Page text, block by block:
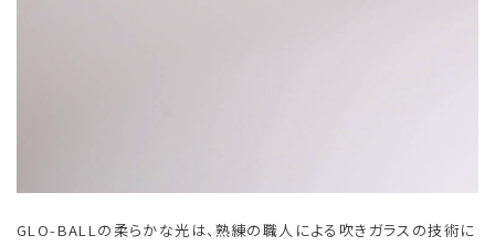
GLO-BALLの柔らかな光は、熟練の職人による吹きガラスの技術に